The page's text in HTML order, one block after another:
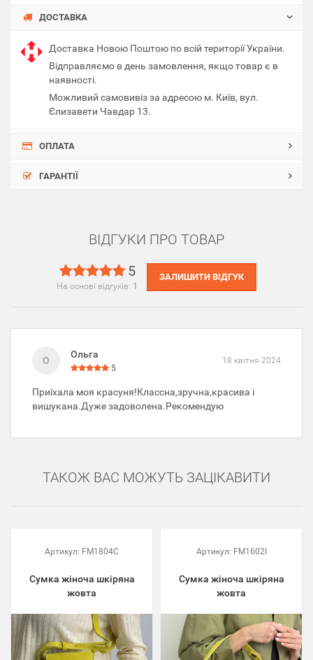
ДОСТАВКА
Доставка Новою Поштою по всій території України.
Відправляємо в день замовлення, якщо товар є в
наявності.
Можливий самовивіз за адресою м. Київ, вул.
Єлизавети Чавдар 13.
ОПЛАТА
ГАРАНТІЇ
ВІДГУКИ ПРО ТОВАР
5
На основі відгуків: 1
ЗАЛИШИТИ ВІДГУК
О
Ольга
5
18 квітня 2024
Приїхала моя красуня!Классна,зручна,красива і
вишукана.Дуже задоволена.Рекомендую
ТАКОЖ ВАС МОЖУТЬ ЗАЦІКАВИТИ
Артикул: FM1804C
Сумка жіноча шкіряна
жовта
Артикул: FM1602I
Сумка жіноча шкіряна
жовта